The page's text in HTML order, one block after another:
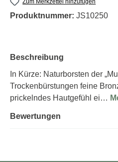
Zum Merkzettel hinzufügen
Produktnummer: JS10250
Beschreibung
In Kürze: Naturborsten der
Trockenbürstungen feine
prickelndes Hautgefühl ei…
Bewertungen